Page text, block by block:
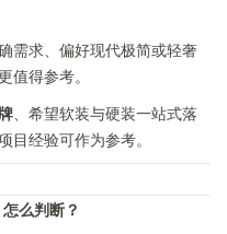
需求、偏好现代极简或轻奢
值得参考。
、希望软装与硬装一站式落
目经验可作为参考。
么判断？